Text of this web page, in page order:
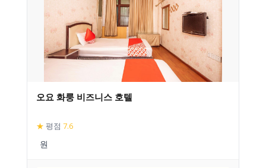
오요 화룽 비즈니스 호텔
★ 평점 7.6